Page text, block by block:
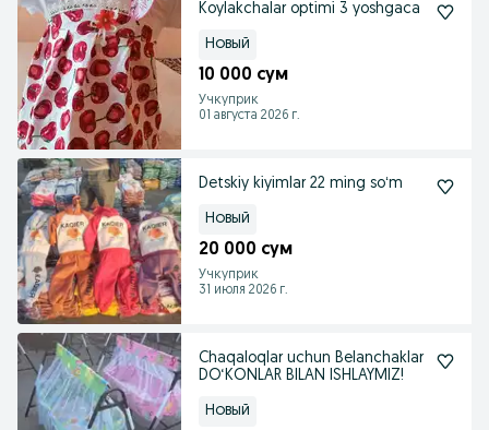
Koylakchalar optimi 3 yoshgaca
Новый
10 000 сум
Учкуприк
01 августа 2026 г.
Detskiy kiyimlar 22 ming soʻm
Новый
20 000 сум
Учкуприк
31 июля 2026 г.
Chaqaloqlar uchun Belanchaklar
DO‘KONLAR BILAN ISHLAYMIZ!
Новый